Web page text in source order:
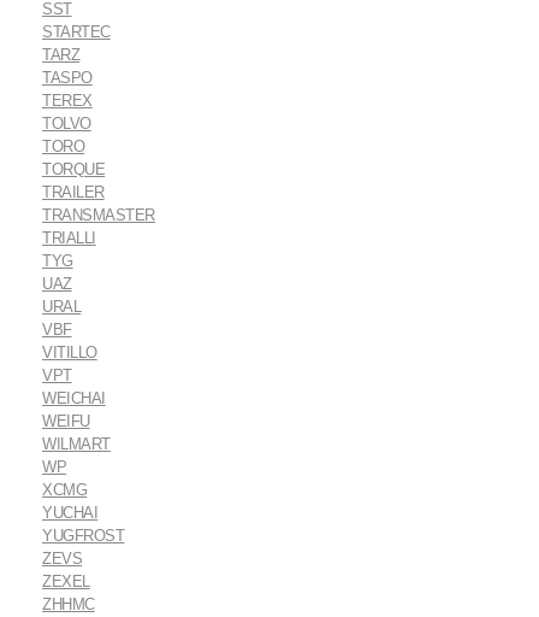
SST
STARTEC
TARZ
TASPO
TEREX
TOLVO
TORO
TORQUE
TRAILER
TRANSMASTER
TRIALLI
TYG
UAZ
URAL
VBF
VITILLO
VPT
WEICHAI
WEIFU
WILMART
WP
XCMG
YUCHAI
YUGFROST
ZEVS
ZEXEL
ZHHMC